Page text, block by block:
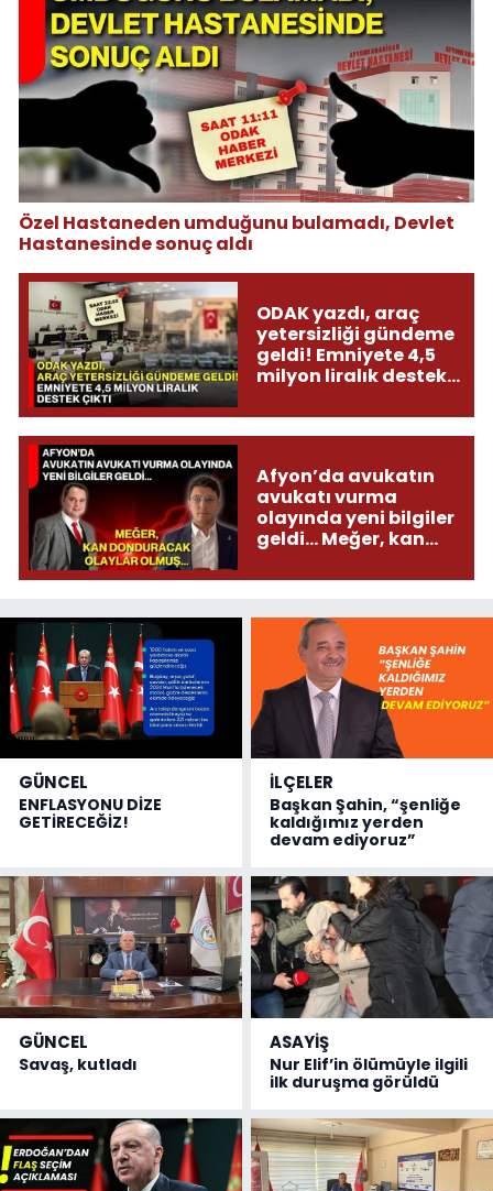
Özel Hastaneden umduğunu bulamadı, Devlet
Hastanesinde sonuç aldı
ODAK yazdı, araç
yetersizliği gündeme
geldi! Emniyete 4,5
milyon liralık destek
Afyon’da avukatın
avukatı vurma
olayında yeni bilgiler
geldi... Meğer, kan
olmuş...
GÜNCEL
ENFLASYONU DİZE
GETİRECEĞİZ!
İLÇELER
Başkan Şahin, “şenliğe
kaldığımız yerden
devam ediyoruz”
GÜNCEL
Savaş, kutladı
ASAYİŞ
Nur Elif’in ölümüyle ilgili
ilk duruşma görüldü